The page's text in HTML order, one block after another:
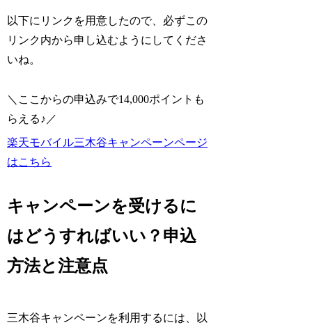
以下にリンクを用意したので、必ずこの
リンク内から申し込むようにしてくださ
いね。
＼ここからの申込みで14,000ポイントも
らえる♪／
楽天モバイル三木谷キャンペーンページ
はこちら
キャンペーンを受けるに
はどうすればいい？申込
方法と注意点
三木谷キャンペーンを利用するには、以